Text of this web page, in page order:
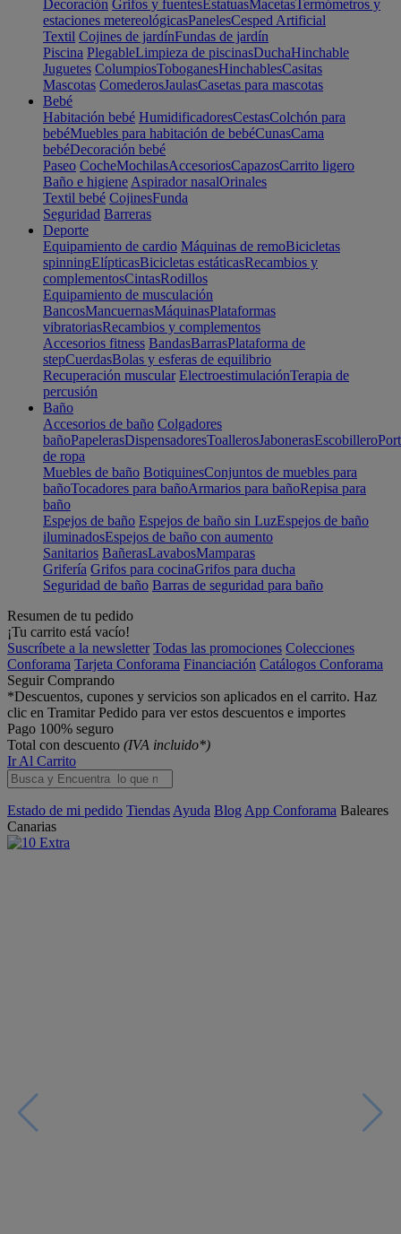
Decoración Grifos y fuentesEstatuasMacetasTermómetros y
estaciones metereológicasPanelesCesped Artificial
Textil Cojines de jardínFundas de jardín
Piscina PlegableLimpieza de piscinasDuchaHinchable
Juguetes ColumpiosToboganesHinchablesCasitas
Mascotas ComederosJaulasCasetas para mascotas
Bebé
Habitación bebé HumidificadoresCestasColchón para
bebéMuebles para habitación de bebéCunasCama
bebéDecoración bebé
Paseo CocheMochilasAccesoriosCapazosCarrito ligero
Baño e higiene Aspirador nasalOrinales
Textil bebé CojinesFunda
Seguridad Barreras
Deporte
Equipamiento de cardio Máquinas de remoBicicletas
spinningElípticasBicicletas estáticasRecambios y
complementosCintasRodillos
Equipamiento de musculación
BancosMancuernasMáquinasPlataformas
vibratoriasRecambios y complementos
Accesorios fitness BandasBarrasPlataforma de
stepCuerdasBolas y esferas de equilibrio
Recuperación muscular ElectroestimulaciónTerapia de
percusión
Baño
Accesorios de baño Colgadores
bañoPapelerasDispensadoresToallerosJabonerasEscobillero
de ropa
Muebles de baño BotiquinesConjuntos de muebles para
bañoTocadores para bañoArmarios para bañoRepisa para
baño
Espejos de baño Espejos de baño sin LuzEspejos de baño
iluminadosEspejos de baño con aumento
Sanitarios BañerasLavabosMamparas
Grifería Grifos para cocinaGrifos para ducha
Seguridad de baño Barras de seguridad para baño
Resumen de tu pedido
¡Tu carrito está vacío!
Suscríbete a la newsletter Todas las promociones Colecciones
Conforama Tarjeta Conforama Financiación Catálogos Conforama
Seguir Comprando
*Descuentos, cupones y servicios son aplicados en el carrito. Haz
clic en Tramitar Pedido para ver estos descuentos e importes
Pago 100% seguro
Total con descuento (IVA incluido*)
Ir Al Carrito
Estado de mi pedido Tiendas Ayuda Blog App Conforama Baleares
Canarias